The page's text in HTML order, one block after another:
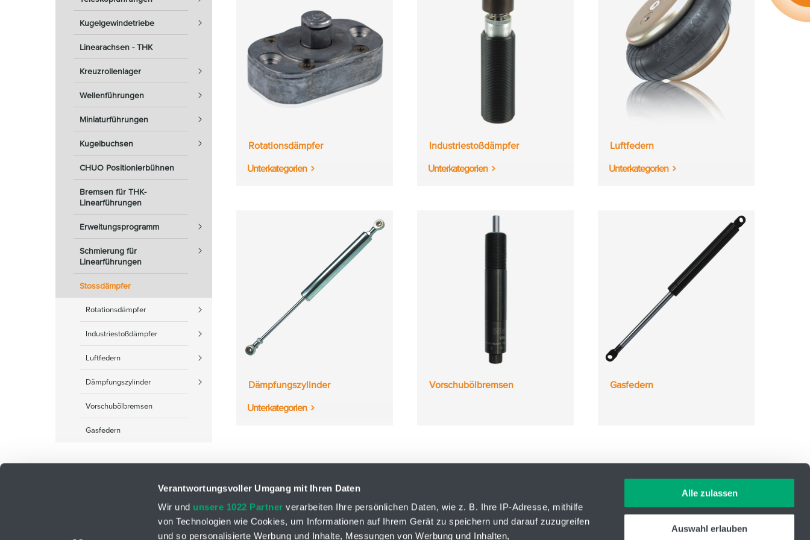
Verantwortungsvoller Umgang mit Ihren Daten
Wir und unsere 1022 Partner verarbeiten Ihre persönlichen Daten, wie z. B. Ihre IP-Adresse, mithilfe
von Technologien wie Cookies, um Informationen auf Ihrem Gerät zu speichern und darauf zuzugreifen
und so personalisierte Werbung und Inhalte, Messungen von Werbung und Inhalten,
Alle zulassen
Auswahl erlauben
Kugelgewindetriebe
Linearachsen - THK
Kreuzrollenlager
Wellenführungen
Miniaturführungen
Kugelbuchsen
CHUO Positionierbühnen
Bremsen für THK-
Linearführungen
Erweitungsprogramm
Schmierung für
Linearführungen
Stossdämpfer
Rotationsdämpfer
Industriestoßdämpfer
Luftfedern
Dämpfungszylinder
Vorschubölbremsen
Gasfedern
Rotationsdämpfer
Unterkategorien
Industriestoßdämpfer
Unterkategorien
Luftfedern
Unterkategorien
Dämpfungszylinder
Unterkategorien
Vorschubölbremsen Gasfedern
Zw.-Betr. LIN-TECH